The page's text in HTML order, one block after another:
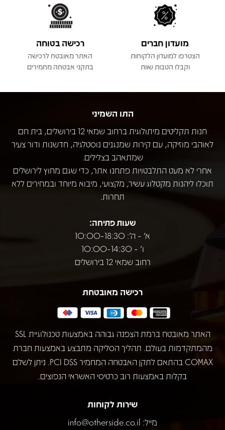
מועדון חברים
הצטרפו למועדון הלקוחות
וקבלו הטבות שוות
רכישה בטוחה
האתר מאובטח לרכישה
בתקני אבטחה מחמירים
התו השמיני
חנות תקליטים מיתולוגית ברחוב שמאי 12 בירושלים, בית חם
לאוהבי מוזיקה, עם קירות שמנגנים נוסטלגיה, חדשנות ודור צעיר
שמתאהב בצלילים.
אחרי לא מעט התלבטויות פתחנו אתר, כדי שגם מחוץ לירושלים
תוכלו ליהנות מקטלוג עשיר, מקצועי, מיבוא מיוחד ובמחירים ללא
תחרות.
שעות פתיחה:
א' - ה': 10:00-18:30
ו' - 10:00-14:30
רחוב שמאי 12 בירושלים
רכישה מאובטחת
האתר מאובטח ברמת הצפנה גבוהה באמצעות טכנולוגיית SSL
מהמתקדמות בעולם. תהליך הסליקה מתבצע באמצעות חברת
COMAX בהתאם לתקן האבטחה המחמיר PCI DSS. ניתן לשלם
בקלות באמצעות רוב כרטיסי האשראי הנפוצים.
שירות לקוחות
מייל: info@otherside.co.il